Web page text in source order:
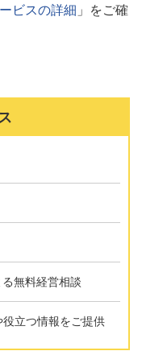
ビスの詳細 」をご確
無料経営相談
立つ情報をご提供